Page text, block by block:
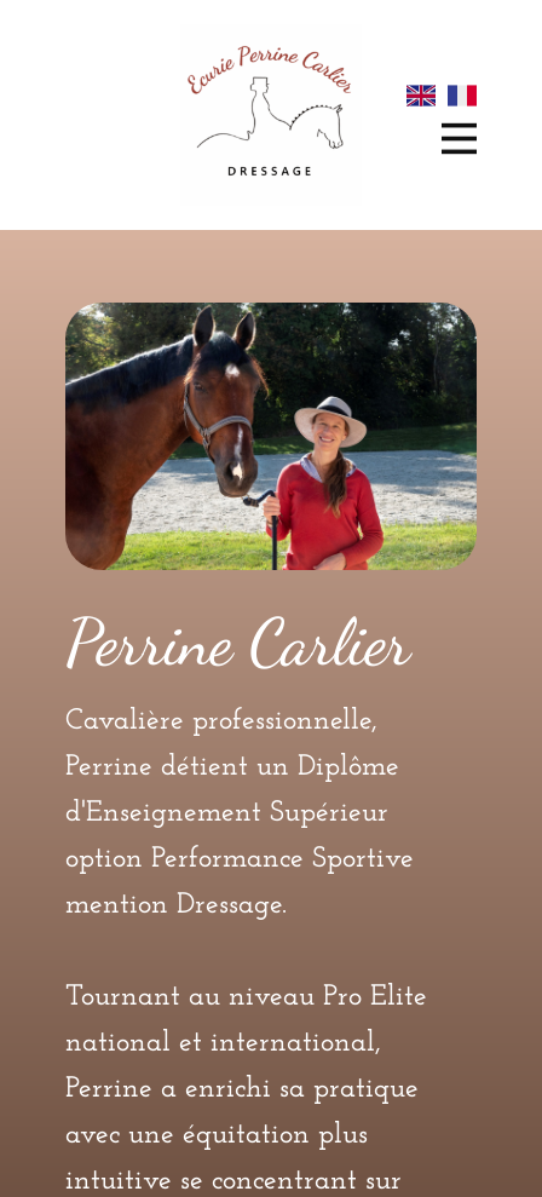
Perrine Carlier
Cavalière professionnelle,
Perrine détient un Diplôme
d'Enseignement Supérieur
option Performance Sportive
mention Dressage.
Tournant au niveau Pro Elite
national et international,
Perrine a enrichi sa pratique
avec une équitation plus
intuitive se concentrant sur